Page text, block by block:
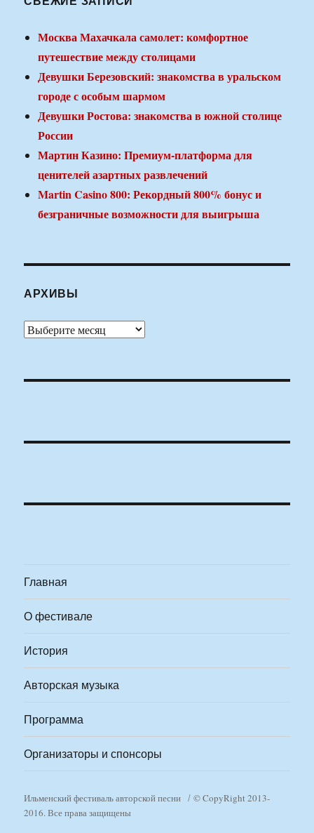
Москва Махачкала самолет: комфортное
путешествие между столицами
Девушки Березовский: знакомства в уральском
городе с особым шармом
Девушки Ростова: знакомства в южной столице
России
Мартин Казино: Премиум-платформа для
ценителей азартных развлечений
Martin Casino 800: Рекордный 800% бонус и
безграничные возможности для выигрыша
АРХИВЫ
Архивы
Главная
О фестивале
История
Авторская музыка
Программа
Организаторы и спонсоры
Ильменский фестиваль авторской песни
© CopyRight 2013-
2016. Все права защищены